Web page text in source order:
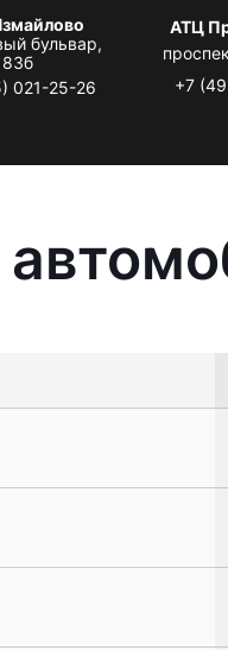
бульвар,
83б
021-25-26
АТЦ
+7